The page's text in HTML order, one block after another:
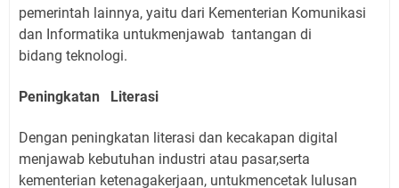
pemerintah lainnya, yaitu dari Kementerian Komunikasi
dan Informatika untukmenjawab tantangan di
bidang teknologi.
Peningkatan Literasi
Dengan peningkatan literasi dan kecakapan digital
menjawab kebutuhan industri atau pasar,serta
kementerian ketenagakerjaan, untukmencetak lulusan